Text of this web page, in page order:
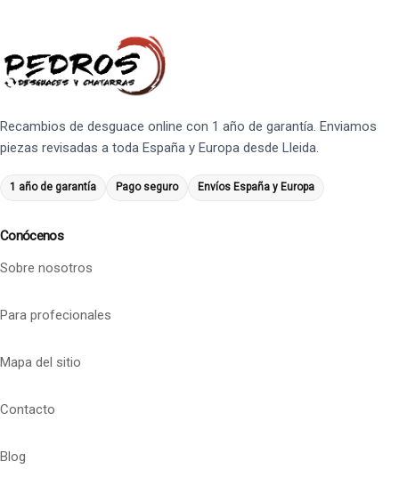
Recambios de desguace online con 1 año de garantía. Enviamos
piezas revisadas a toda España y Europa desde Lleida.
1 año de garantía Pago seguro Envíos España y Europa
Conócenos
Sobre nosotros
Para profecionales
Mapa del sitio
Contacto
Blog